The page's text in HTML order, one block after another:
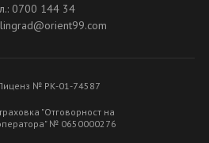
0700 144 34
№ РК-01-74587
"Отговорност на
№ 0650000276